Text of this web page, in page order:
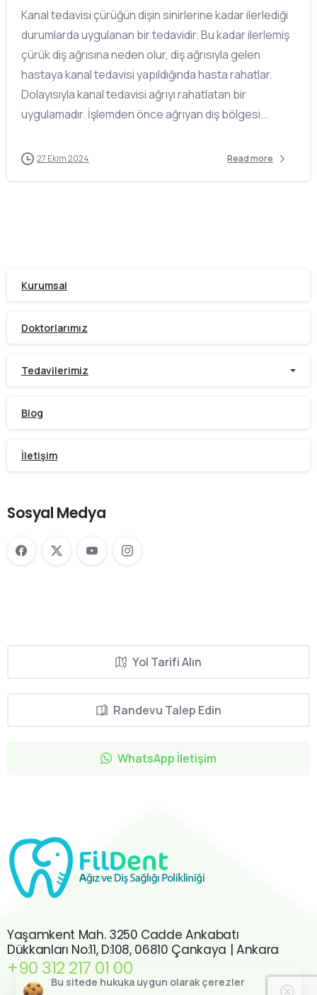
Kanal tedavisi çürüğün dişin sinirlerine kadar ilerlediği
durumlarda uygulanan bir tedavidir. Bu kadar ilerlemiş
çürük diş ağrısına neden olur, diş ağrısıyla gelen
hastaya kanal tedavisi yapıldığında hasta rahatlar.
Dolayısıyla kanal tedavisi ağrıyı rahatlatan bir
uygulamadır. İşlemden önce ağrıyan diş bölgesi...
27 Ekim 2024 Read more
Kurumsal
Doktorlarımız
Tedavilerimiz
Blog
İletişim
Sosyal Medya
Yol Tarifi Alın
Randevu Talep Edin
WhatsApp İletişim
Yaşamkent Mah. 3250 Cadde Ankabatı
Dükkanları No:11, D:108, 06810 Çankaya | Ankara
+90 312 217 01 00
Bu sitede hukuka uygun olarak çerezler